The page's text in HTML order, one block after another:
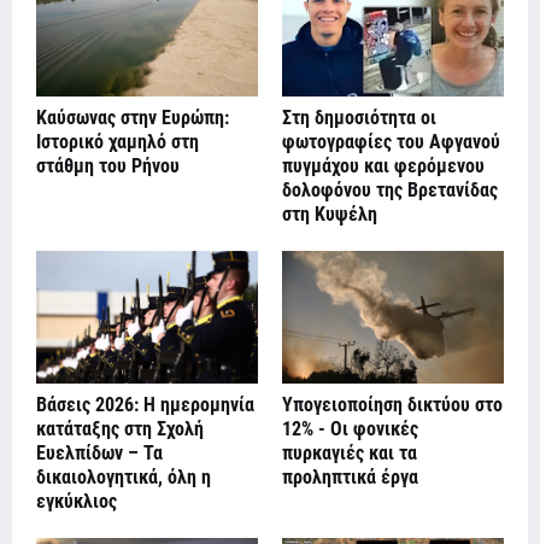
Καύσωνας στην Ευρώπη:
Ιστορικό χαμηλό στη
στάθμη του Ρήνου
Στη δημοσιότητα οι
φωτογραφίες του Αφγανού
πυγμάχου και φερόμενου
δολοφόνου της Βρετανίδας
στη Κυψέλη
Βάσεις 2026: Η ημερομηνία
κατάταξης στη Σχολή
Ευελπίδων – Τα
δικαιολογητικά, όλη η
εγκύκλιος
Υπογειοποίηση δικτύου στο
12% - Οι φονικές
πυρκαγιές και τα
προληπτικά έργα